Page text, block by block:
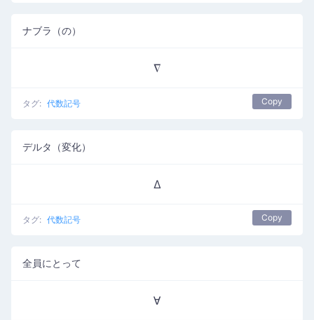
ナブラ（の）
∇
タグ: 代数記号 Copy
デルタ（変化）
Δ
タグ: 代数記号 Copy
全員にとって
∀